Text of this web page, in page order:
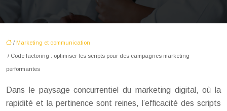
/ Marketing et communication
/ Code factoring : optimiser les scripts pour des campagnes marketing
performantes
Dans le paysage concurrentiel du marketing digital, où la
rapidité et la pertinence sont reines, l’efficacité des scripts